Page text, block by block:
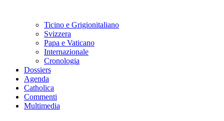
Ticino e Grigionitaliano
Svizzera
Papa e Vaticano
Internazionale
Cronologia
Dossiers
Agenda
Catholica
Commenti
Multimedia